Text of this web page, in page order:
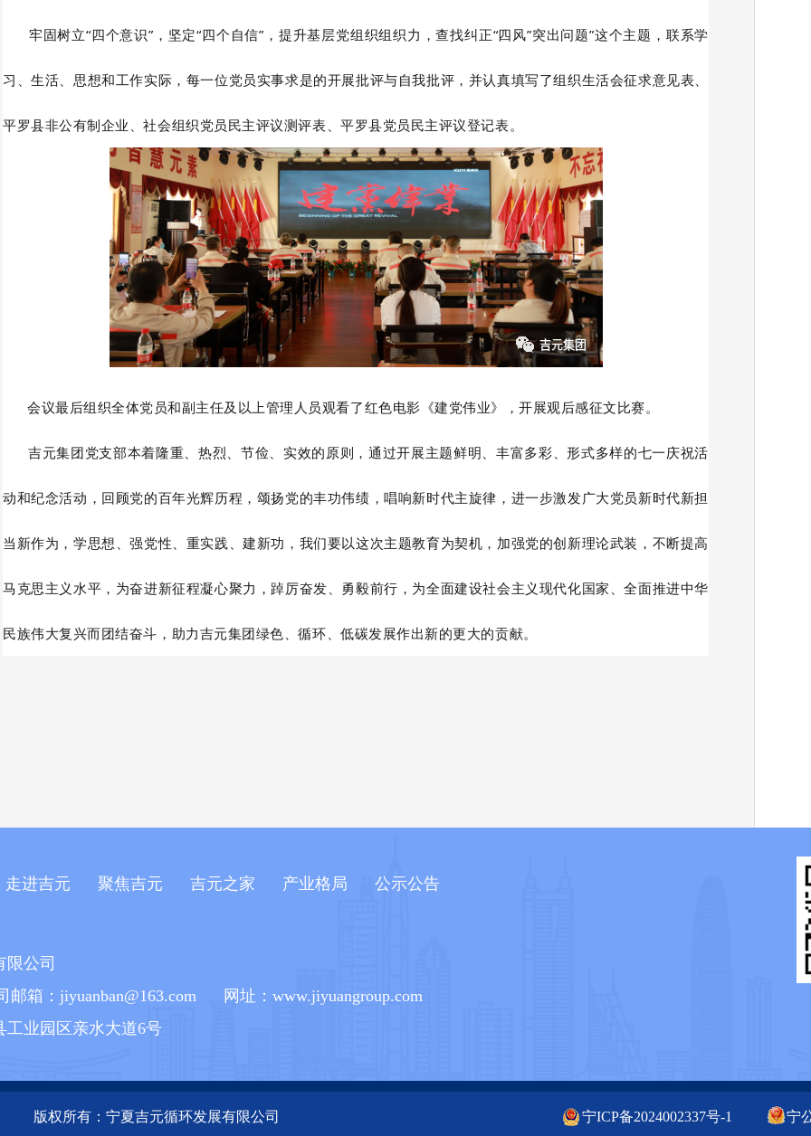
牢固树立“四个意识”，坚定“四个自信”，提升基层党组织组织力，查找纠正“四风”突出问题”这个主题，联系学
习、生活、思想和工作实际，每一位党员实事求是的开展批评与自我批评，并认真填写了组织生活会征求意见表、
平罗县非公有制企业、社会组织党员民主评议测评表、平罗县党员民主评议登记表。
会议最后组织全体党员和副主任及以上管理人员观看了红色电影《建党伟业》，开展观后感征文比赛。
吉元集团党支部本着隆重、热烈、节俭、实效的原则，通过开展主题鲜明、丰富多彩、形式多样的七一庆祝活
动和纪念活动，回顾党的百年光辉历程，颂扬党的丰功伟绩，唱响新时代主旋律，进一步激发广大党员新时代新担
当新作为，学思想、强党性、重实践、建新功，我们要以这次主题教育为契机，加强党的创新理论武装，不断提高
马克思主义水平，为奋进新征程凝心聚力，踔厉奋发、勇毅前行，为全面建设社会主义现代化国家、全面推进中华
民族伟大复兴而团结奋斗，助力吉元集团绿色、循环、低碳发展作出新的更大的贡献。
走进吉元 聚焦吉元 吉元之家 产业格局 公示公告
公司
箱：jiyuanban@163.com 网址：www.jiyuangroup.com
工业园区亲水大道6号
版权所有：宁夏吉元循环发展有限公司 宁ICP备2024002337号-1 宁